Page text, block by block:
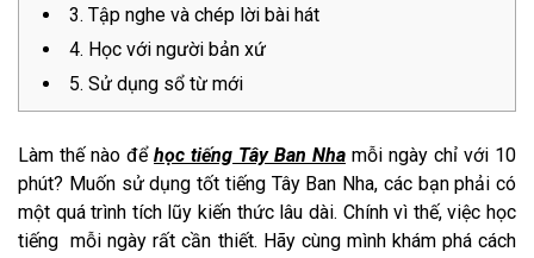
3. Tập nghe và chép lời bài hát
4. Học với người bản xứ
5. Sử dụng sổ từ mới
Làm thế nào để học tiếng Tây Ban Nha mỗi ngày chỉ với 10
phút? Muốn sử dụng tốt tiếng Tây Ban Nha, các bạn phải có
một quá trình tích lũy kiến thức lâu dài. Chính vì thế, việc học
tiếng mỗi ngày rất cần thiết. Hãy cùng mình khám phá cách